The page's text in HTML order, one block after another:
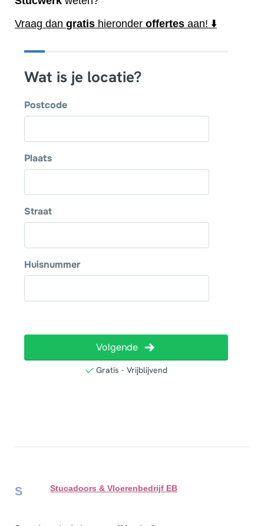
Vraag dan gratis hieronder offertes aan! ⬇️
S Stucadoors & Vloerenbedrijf EB